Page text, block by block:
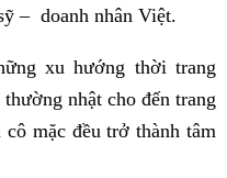
– doanh nhân Việt.
xu hướng thời trang
nhật cho đến trang
mặc đều trở thành tâm